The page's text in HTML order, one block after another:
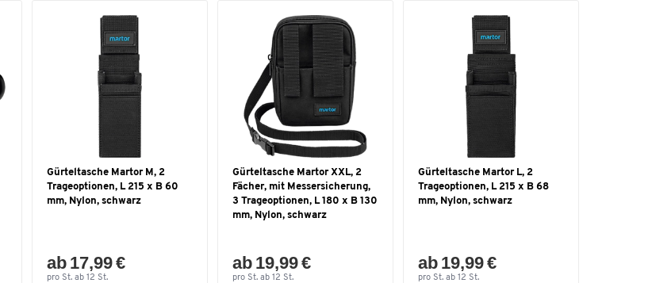
Gürteltasche Martor M, 2
Trageoptionen, L 215 x B 60
mm, Nylon, schwarz
ab 17,99 €
pro St. ab 12 St.
Gürteltasche Martor XXL, 2
Fächer, mit Messersicherung,
3 Trageoptionen, L 180 x B 130
mm, Nylon, schwarz
ab 19,99 €
pro St. ab 12 St.
Gürteltasche Martor L, 2
Trageoptionen, L 215 x B 68
mm, Nylon, schwarz
ab 19,99 €
pro St. ab 12 St.